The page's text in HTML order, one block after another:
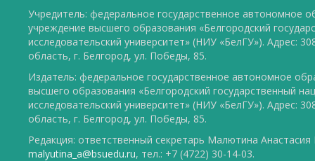
Учредитель: федеральное государственное автономное
учреждение высшего образования «Белгородский
исследовательский университет» (НИУ «БелГУ»). Адрес:
область, г. Белгород, ул. Победы, 85.
Издатель: федеральное государственное автономное
высшего образования «Белгородский государственный
исследовательский университет» (НИУ «БелГУ»). Адрес:
область, г. Белгород, ул. Победы, 85.
Редакция: ответственный секретарь Малютина
malyutina_a@bsuedu.ru, тел.: +7 (4722) 30-14-03.